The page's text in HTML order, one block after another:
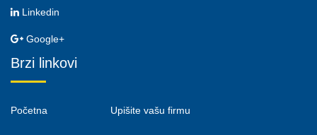
Linkedin
Google+
Brzi linkovi
Početna Upišite vašu firmu